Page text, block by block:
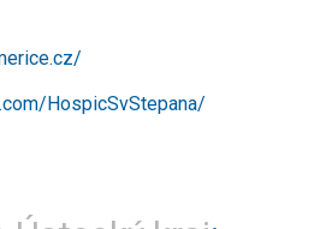
HospicSvStepana/